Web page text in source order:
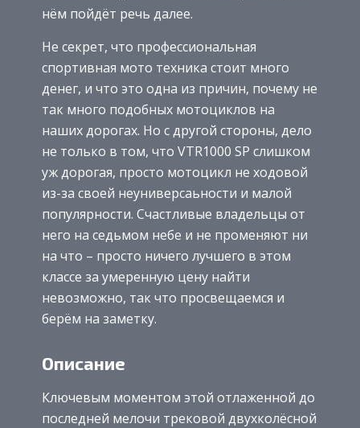
нём пойдёт речь далее.
Не секрет, что профессиональная
спортивная мото техника стоит много
денег, и что это одна из причин, почему не
так много подобных мотоциклов на
наших дорогах. Но с другой стороны, дело
не только в том, что VTR1000 SP слишком
уж дорогая, просто мотоцикл не ходовой
из-за своей неуниверсаьности и малой
популярности. Счастливые владельцы от
него на седьмом небе и не променяют ни
на что – просто ничего лучшего в этом
классе за умеренную цену найти
невозможно, так что просвещаемся и
берём на заметку.
Описание
Ключевым моментом этой отлаженной до
последней мелочи трековой двухколёсной